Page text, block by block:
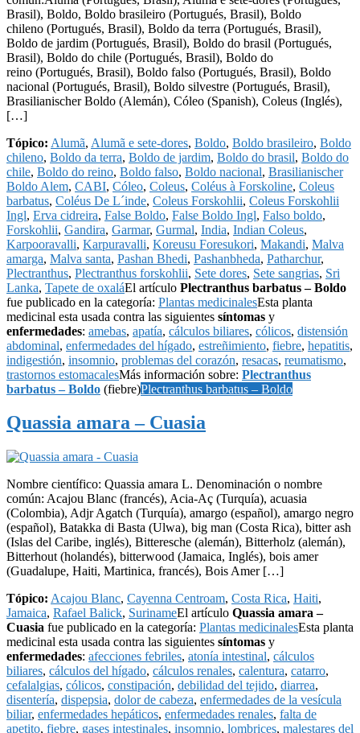
Brasil), Boldo, Boldo brasileiro (Portugués, Brasil), Boldo
chileno (Portugués, Brasil), Boldo da terra (Portugués, Brasil),
Boldo de jardim (Portugués, Brasil), Boldo do brasil (Portugués,
Brasil), Boldo do chile (Portugués, Brasil), Boldo do
reino (Portugués, Brasil), Boldo falso (Portugués, Brasil), Boldo
nacional (Portugués, Brasil), Boldo silvestre (Portugués, Brasil),
Brasilianischer Boldo (Alemán), Cóleo (Spanish), Coleus (Inglés),
[…]
Tópico: Alumã, Alumã e sete-dores, Boldo, Boldo brasileiro, Boldo
chileno, Boldo da terra, Boldo de jardim, Boldo do brasil, Boldo do
chile, Boldo do reino, Boldo falso, Boldo nacional, Brasilianischer
Boldo Alem, CABI, Cóleo, Coleus, Coléus à Forskoline, Coleus
barbatus, Coléus De L´inde, Coleus Forskohlii, Coleus Forskohlii
Ingl, Erva cidreira, False Boldo, False Boldo Ingl, Falso boldo,
Forskohlii, Gandira, Garmar, Gurmal, India, Indian Coleus,
Karpooravalli, Karpuravalli, Koreusu Foresukori, Makandi, Malva
amarga, Malva santa, Pashan Bhedi, Pashanbheda, Patharchur,
Plectranthus, Plectranthus forskohlii, Sete dores, Sete sangrias, Sri
Lanka, Tapete de oxaláEl artículo Plectranthus barbatus – Boldo
fue publicado en la categoría: Plantas medicinalesEsta planta
medicinal esta usada contra las siguientes síntomas y
enfermedades: amebas, apatía, cálculos biliares, cólicos, distensión
abdominal, enfermedades del hígado, estreñimiento, fiebre, hepatitis,
indigestión, insomnio, problemas del corazón, resacas, reumatismo,
trastornos estomacalesMás información sobre: Plectranthus
barbatus – Boldo (fiebre)Plectranthus barbatus – Boldo
Quassia amara – Cuasia
Nombre científico: Quassia amara L. Denominación o nombre
común: Acajou Blanc (francés), Acia-Aç (Turquía), acuasia
(Colombia), Adjr Agatch (Turquía), amargo (español), amargo negro
(español), Batakka di Basta (Ulwa), big man (Costa Rica), bitter ash
(Islas del Caribe, inglés), Bitteresche (alemán), Bitterholz (alemán),
Bitterhout (holandés), bitterwood (Jamaica, Inglés), bois amer
(Guadalupe, Haiti, Martinica, francés), Bois Amer […]
Tópico: Acajou Blanc, Cayenna Centroam, Costa Rica, Haiti,
Jamaica, Rafael Balick, SurinameEl artículo Quassia amara –
Cuasia fue publicado en la categoría: Plantas medicinalesEsta planta
medicinal esta usada contra las siguientes síntomas y
enfermedades: afecciones febriles, atonía intestinal, cálculos
biliares, cálculos del hígado, cálculos renales, calentura, catarro,
cefalalgias, cólicos, constipación, debilidad del tejido, diarrea,
disentería, dispepsia, dolor de cabeza, enfermedades de la vesícula
biliar, enfermedades hepáticos, enfermedades renales, falta de
apetito, fiebre, gases intestinales, insomnio, lombrices, malestares del